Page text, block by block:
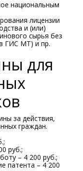
национальным
лицензии
и (или)
сырья без
ГИС МТ) и пр.
для
за действия,
граждан.
руб.;
– 4 200 руб.;
патента – 4 200